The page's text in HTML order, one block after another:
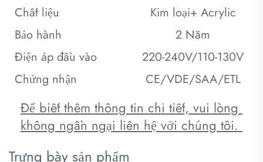
Chất liệu
Kim loại+ Acrylic
Bảo hành
2 Năm
Điện áp đầu vào
220-240V/110-130V
Chứng nhận
CE/VDE/SAA/ETL
Để biết thêm thông tin chi tiết, vui lòng
không ngần ngại liên hệ với chúng tôi.
Trưng bày sản phẩm